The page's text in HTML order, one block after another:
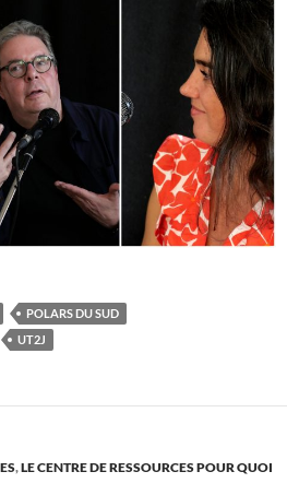
POLARS DU SUD
UT2J
,LE CENTRE DE RESSOURCES POUR QUOI